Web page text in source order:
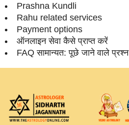
Prashna Kundli
Rahu related services
Payment options
ऑनलाइन सेवा कैसे प्राप्‍त करें
FAQ सामान्‍यत: पूछे जाने वाले प्रश्‍न